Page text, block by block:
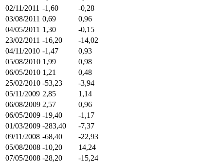
02/11/2011 -1,60
-0,28
03/08/2011 0,69
0,96
04/05/2011 1,30
-0,15
23/02/2011 -16,20
-14,02
04/11/2010 -1,47
0,93
05/08/2010 1,99
0,98
06/05/2010 1,21
0,48
25/02/2010 -53,23
-3,94
05/11/2009 2,85
1,14
06/08/2009 2,57
0,96
06/05/2009 -19,40
-1,17
01/03/2009 -283,40
-7,37
09/11/2008 -68,40
-22,93
05/08/2008 -10,20
14,24
07/05/2008 -28,20
-15,24